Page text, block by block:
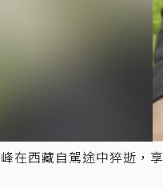
在西藏自駕途中猝逝，